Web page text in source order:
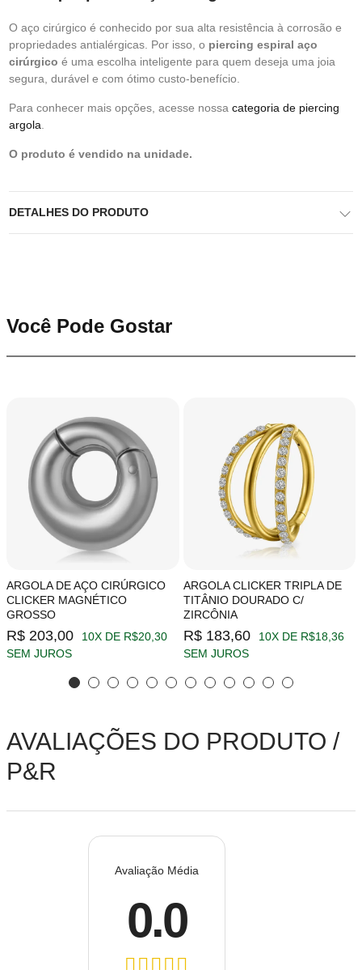
O aço cirúrgico é conhecido por sua alta resistência à corrosão e
propriedades antialérgicas. Por isso, o piercing espiral aço
cirúrgico é uma escolha inteligente para quem deseja uma joia
segura, durável e com ótimo custo-benefício.
Para conhecer mais opções, acesse nossa categoria de piercing
argola
O produto é vendido na unidade.
DETALHES DO PRODUTO
Você Pode Gostar
ARGOLA DE AÇO CIRÚRGICO
CLICKER MAGNÉTICO
GROSSO
R$ 203,00
10X DE R$20,30
SEM JUROS
ARGOLA CLICKER TRIPLA DE
TITÂNIO DOURADO C/
ZIRCÔNIA
R$ 183,60
10X DE R$18,36
SEM JUROS
AVALIAÇÕES DO PRODUTO /
P&R
Avaliação Média
0.0